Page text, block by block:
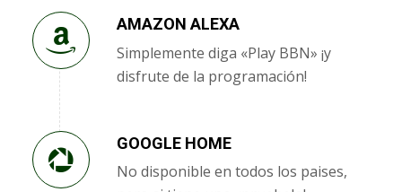
AMAZON ALEXA
Simplemente diga «Play BBN» ¡y
disfrute de la programación!
GOOGLE HOME
No disponible en todos los paises,